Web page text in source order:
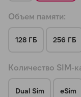
Объем памяти:
128 ГБ 256 ГБ
Количество SIM-
Dual Sim eSim